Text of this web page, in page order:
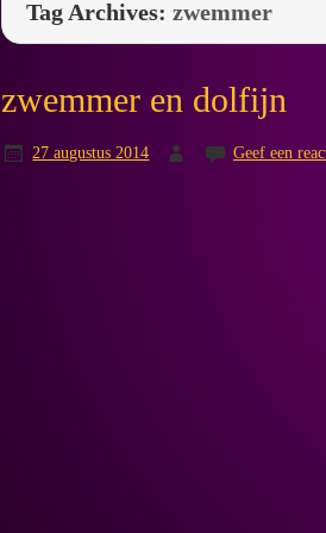
Tag Archives:zwemmer
zwemmer en dolfijn
27 augustus 2014 Geef een